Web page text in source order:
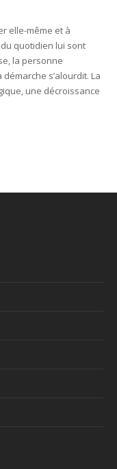
elle-même et à
quotidien lui sont
la personne
s’alourdit. La
une décroissance